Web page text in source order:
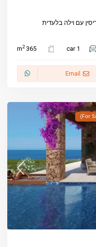
עם וילה בלעדית
1 car
365 m
2
Email